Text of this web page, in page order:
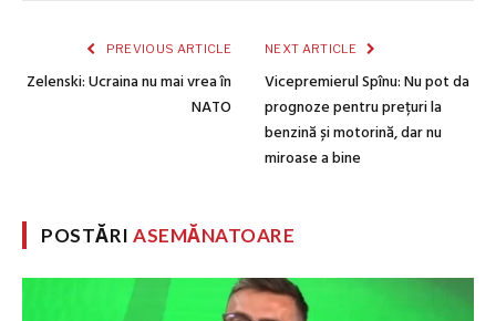
PREVIOUS ARTICLE
Zelenski: Ucraina nu mai vrea în
NATO
NEXT ARTICLE
Vicepremierul Spînu: Nu pot da
prognoze pentru prețuri la
benzină și motorină, dar nu
miroase a bine
POSTĂRIASEMĂNATOARE